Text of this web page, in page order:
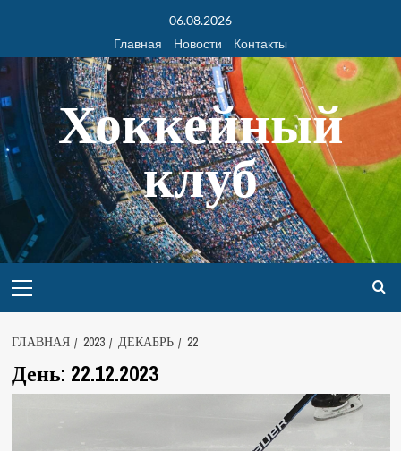
06.08.2026
Главная
Новости Контакты
Хоккейный
клуб
ГЛАВНАЯ 2023 ДЕКАБРЬ 22
День: 22.12.2023